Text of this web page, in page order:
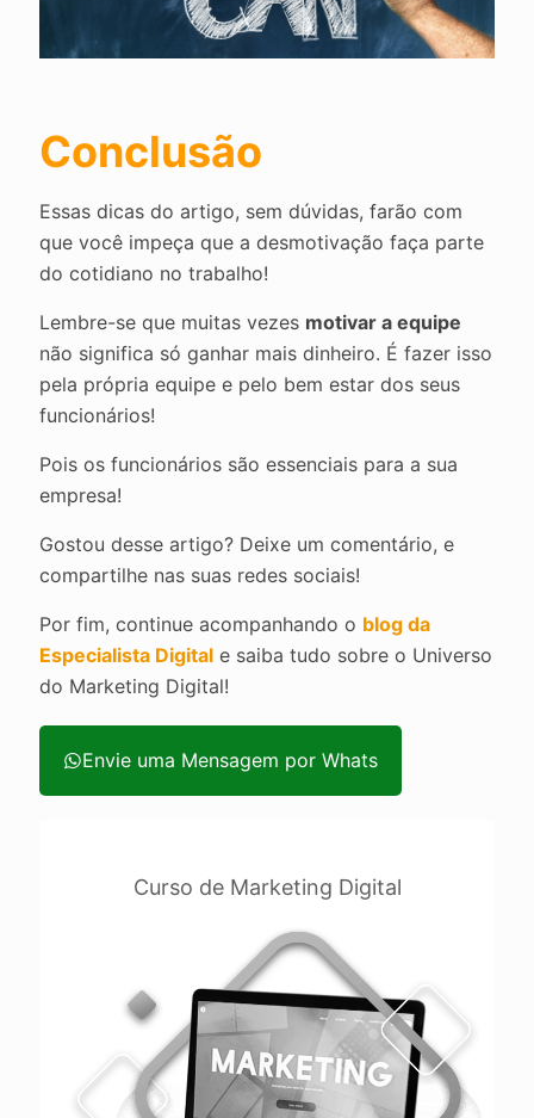
Conclusão
Essas dicas do artigo, sem dúvidas, farão com
que você impeça que a desmotivação faça parte
do cotidiano no trabalho!
Lembre-se que muitas vezes motivar a equipe
não significa só ganhar mais dinheiro. É fazer isso
pela própria equipe e pelo bem estar dos seus
funcionários!
Pois os funcionários são essenciais para a sua
empresa!
Gostou desse artigo? Deixe um comentário, e
compartilhe nas suas redes sociais!
Por fim, continue acompanhando o blog da
Especialista Digital e saiba tudo sobre o Universo
do Marketing Digital!
Envie uma Mensagem por Whats
Curso de Marketing Digital